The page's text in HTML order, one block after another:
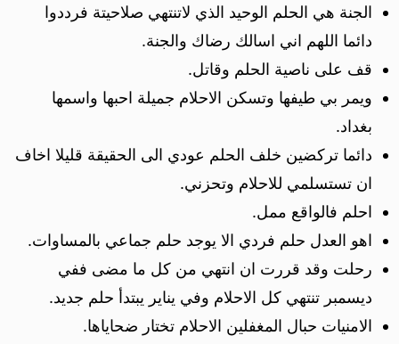
الجنة هي الحلم الوحيد الذي لاتنتهي صلاحيتة فرددوا
دائما اللهم اني اسالك رضاك والجنة.
قف على ناصية الحلم وقاتل.
ويمر بي طيفها وتسكن الاحلام جميلة احبها واسمها
بغداد.
دائما تركضين خلف الحلم عودي الى الحقيقة قليلا اخاف
ان تستسلمي للاحلام وتحزني.
احلم فالواقع ممل.
اهو العدل حلم فردي الا يوجد حلم جماعي بالمساوات.
رحلت وقد قررت ان انتهي من كل ما مضى ففي
ديسمبر تنتهي كل الاحلام وفي يناير يبتدأ حلم جديد.
الامنيات حبال المغفلين الاحلام تختار ضحاياها.